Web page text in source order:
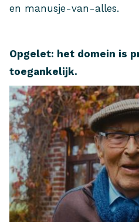
en manusje-van-alles.
Opgelet: het domein is
toegankelijk.